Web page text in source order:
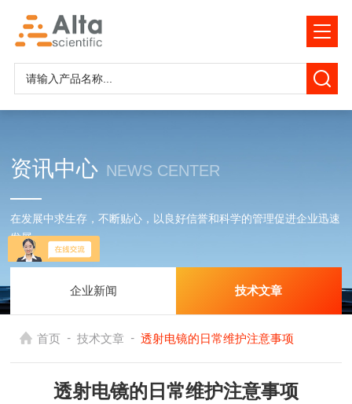
资讯中心 NEWS CENTER
在发展中求生存，不断贴心，以良好信誉和科学的管理促进企业迅速
发展
企业新闻 技术文章
首页 - 技术文章 - 透射电镜的日常维护注意事项
透射电镜的日常维护注意事项